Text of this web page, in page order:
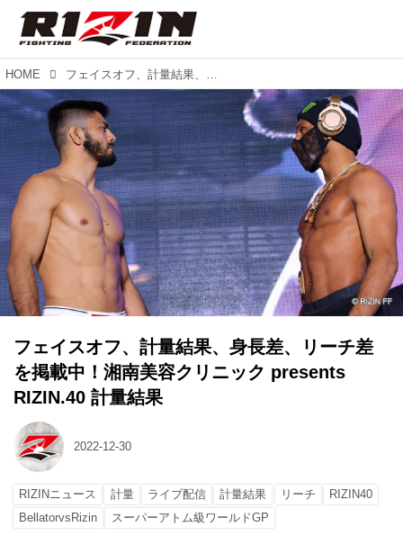
HOME フェイスオフ、計量結果、身長差、リーチ差を掲載中！湘南美容クリニック presents RIZIN.40 計量結果
フェイスオフ、計量結果、身長差、リーチ差
を掲載中！湘南美容クリニック presents
RIZIN.40 計量結果
2022-12-30
RIZINニュース 計量 ライブ配信 計量結果 リーチ
RIZIN40
BellatorvsRizin
スーパーアトム級ワールドGP